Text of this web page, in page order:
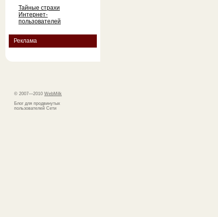
Тайные страхи
Интернет-
пользователей
Реклама
© 2007—2010 WebMilk
Блог для продвинутых
пользователей Сети